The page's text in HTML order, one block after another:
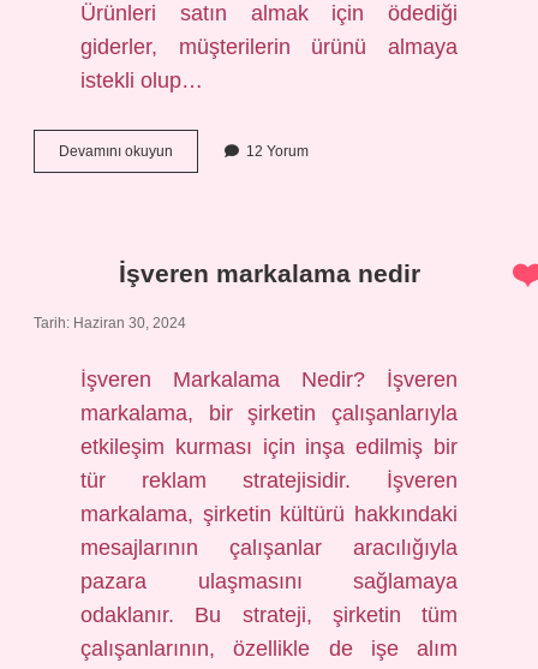
Ürünleri satın almak için ödediği
giderler, müşterilerin ürünü almaya
istekli olup…
Devamını okuyun
ve
12 Yorum
İşveren markalama nedir
Tarih: Haziran 30, 2024
İşveren Markalama Nedir? İşveren
markalama, bir şirketin çalışanlarıyla
etkileşim kurması için inşa edilmiş bir
tür reklam stratejisidir. İşveren
markalama, şirketin kültürü hakkındaki
mesajlarının çalışanlar aracılığıyla
pazara ulaşmasını sağlamaya
odaklanır. Bu strateji, şirketin tüm
çalışanlarının, özellikle de işe alım